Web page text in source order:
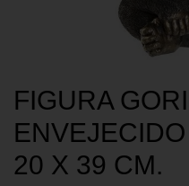
FIGURA
20 X 39 CM.